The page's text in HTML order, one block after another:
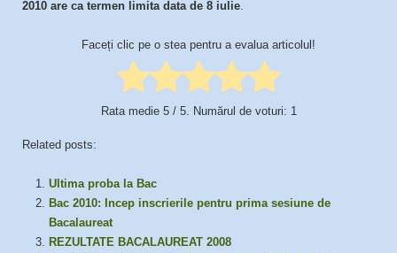
2010 are ca termen limita data de 8 iulie.
Faceți clic pe o stea pentru a evalua articolul!
Rata medie 5/ 5. Numărul de voturi: 1
Related posts:
Ultima proba la Bac
Bac 2010: Incep inscrierile pentru prima sesiune de
Bacalaureat
REZULTATE BACALAUREAT 2008